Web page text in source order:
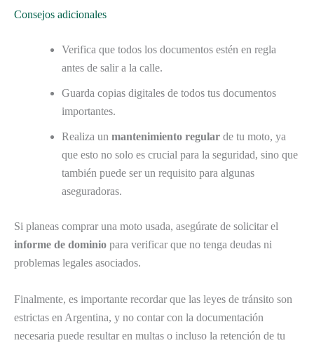
Consejos adicionales
Verifica que todos los documentos estén en regla
antes de salir a la calle.
Guarda copias digitales de todos tus documentos
importantes.
Realiza un mantenimiento regular de tu moto, ya
que esto no solo es crucial para la seguridad, sino que
también puede ser un requisito para algunas
aseguradoras.
Si planeas comprar una moto usada, asegúrate de solicitar el
informe de dominio para verificar que no tenga deudas ni
problemas legales asociados.
Finalmente, es importante recordar que las leyes de tránsito son
estrictas en Argentina, y no contar con la documentación
necesaria puede resultar en multas o incluso la retención de tu